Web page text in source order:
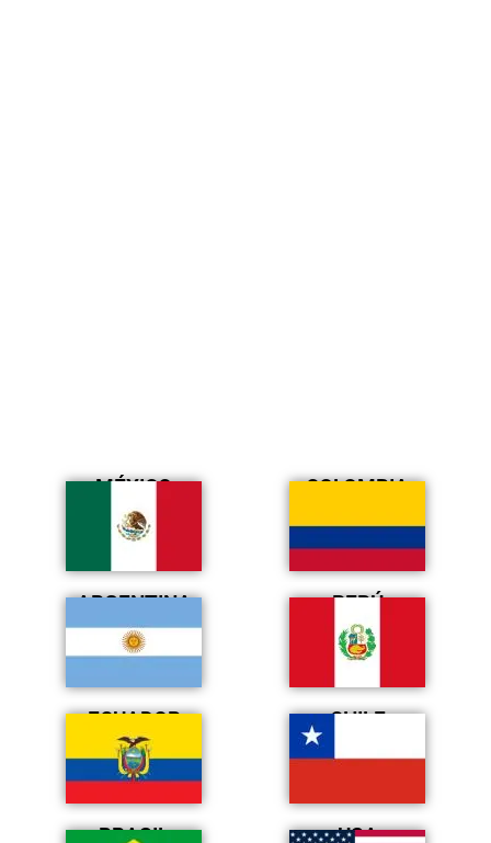
MÉXICO COLOMBIA
ARGENTINA PERÚ
ECUADOR CHILE
BRASIL USA